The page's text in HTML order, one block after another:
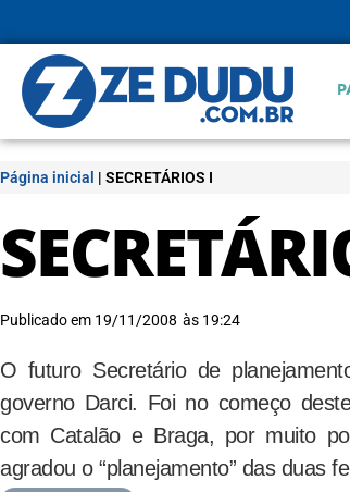
Página inicial | SECRETÁRIOS I
Publicado em 19/11/2008 às 19:24
O futuro Secretário de
governo Darci. Foi no começo
com Catalão e Braga, por muito
agradou o “planejamento” das duas